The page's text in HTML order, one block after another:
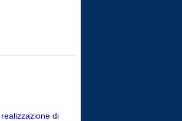
di